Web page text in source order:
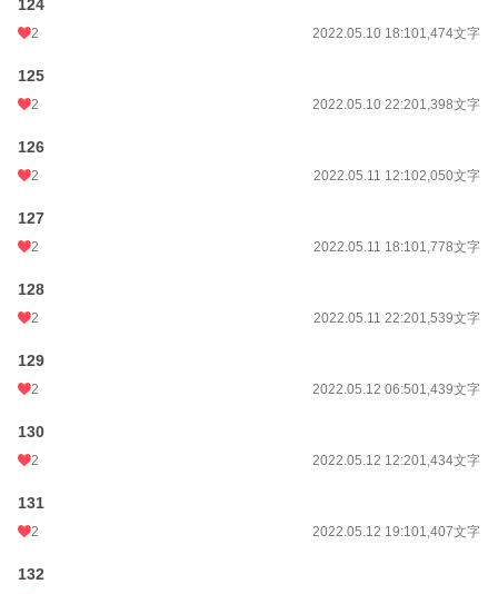
124
2 2022.05.10 18:101,474文字
125
2 2022.05.10 22:201,398文字
126
2 2022.05.11 12:102,050文字
127
2 2022.05.11 18:101,778文字
128
2 2022.05.11 22:201,539文字
129
2 2022.05.12 06:501,439文字
130
2 2022.05.12 12:201,434文字
131
2 2022.05.12 19:101,407文字
132